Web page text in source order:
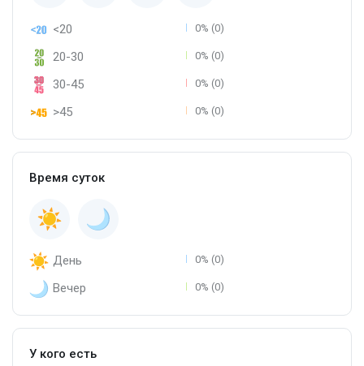
<20 0% (0)
20-30 0% (0)
30-45 0% (0)
>45 0% (0)
Время суток
День 0% (0)
Вечер 0% (0)
У кого есть